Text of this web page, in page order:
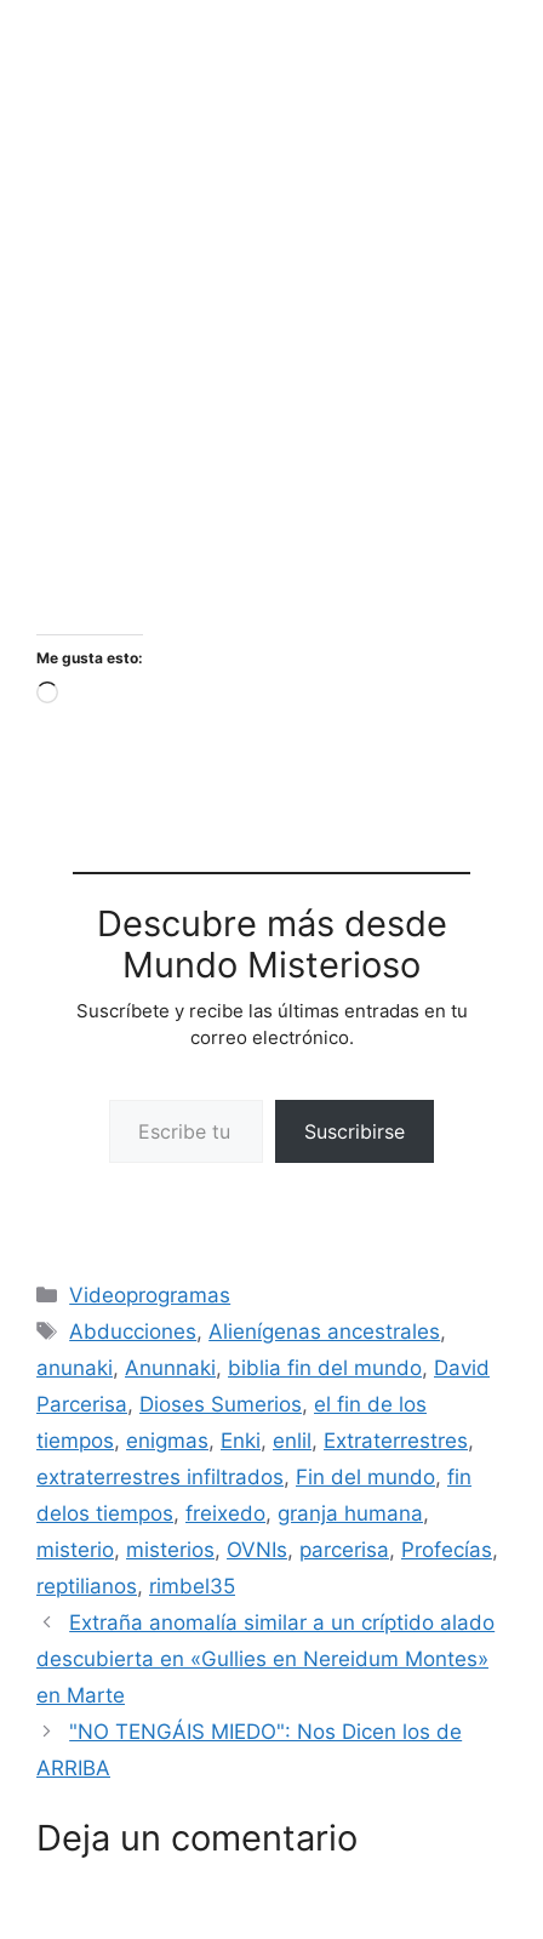
Me gusta esto:
Cargando...
Descubre más desde
Mundo Misterioso
Suscríbete y recibe las últimas entradas en tu
correo electrónico.
Suscribirse
Categorías
Videoprogramas
Etiquetas
Abducciones,Alienígenas ancestrales,
anunaki, Anunnaki, biblia fin del mundo, David
Parcerisa, Dioses Sumerios, el fin de los
tiempos, enigmas, Enki, enlil, Extraterrestres,
extraterrestres infiltrados, Fin del mundo, fin
delos tiempos, freixedo, granja humana,
misterio, misterios, OVNIs, parcerisa, Profecías,
reptilianos, rimbel35
Extraña anomalía similar a un críptido alado
descubierta en «Gullies en Nereidum Montes»
en Marte
"NO TENGÁIS MIEDO": Nos Dicen los de
ARRIBA
Deja un comentario